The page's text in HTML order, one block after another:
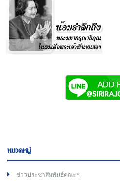
หมวดหมู่
ข่าวประชาสัมพันธ์คณะฯ